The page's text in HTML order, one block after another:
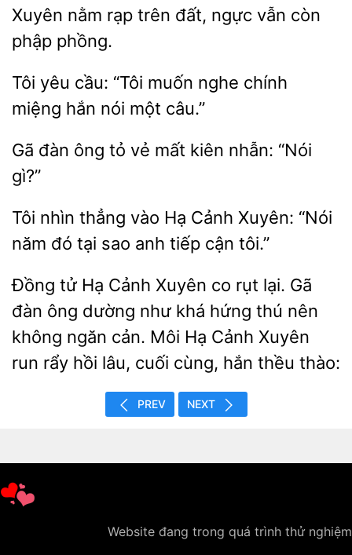
Xuyên nằm
trên đất,
vẫn còn
phập phồng.
Tôi yêu cầu:
nghe chính
hắn nói một câu.”
Gã đàn ông tỏ mất kiên “Nói
thẳng vào Hạ Cảnh Xuyên: “Nói
năm đó tại
anh tiếp cận tôi.”
Đồng tử
Cảnh Xuyên co rụt lại. Gã
đàn ông dường như khá hứng thú nên
không ngăn cản. Môi Hạ Cảnh Xuyên
rẩy hồi lâu, cuối
hắn thều thào:
PREV NEXT
Website đang trong quá trình thử nghiệm